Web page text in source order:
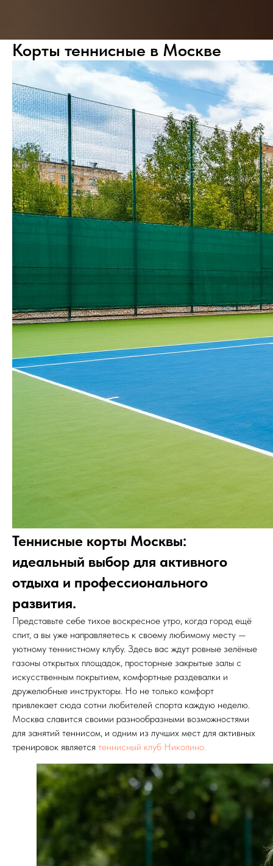
Корты теннисные в Москве
Теннисные корты Москвы:
идеальный выбор для активного
отдыха и профессионального
развития.
Представьте себе тихое воскресное утро, когда город ещё
спит, а вы уже направляетесь к своему любимому месту —
уютному теннистному клубу. Здесь вас ждут ровные зелёные
газоны открытых площадок, просторные закрытые залы с
искусственным покрытием, комфортные раздевалки и
дружелюбные инструкторы. Но не только комфорт
привлекает сюда сотни любителей спорта каждую неделю.
Москва славится своими разнообразными возможностями
для занятий теннисом, и одним из лучших мест для активных
тренировок является теннисный клуб Николино.